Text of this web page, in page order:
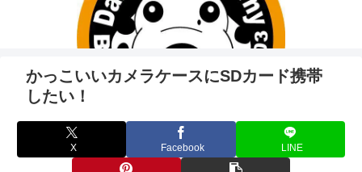
かっこいいカメラケースにSDカード携帯
したい！
X Facebook LINE